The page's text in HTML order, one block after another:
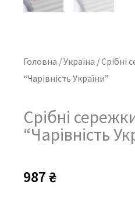
Головна /Україна / Срібні
“Чарівність України”
Срібні
“Чарівність
987₴